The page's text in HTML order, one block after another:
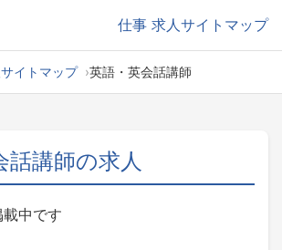
仕事 求人サイトマップ
イトマップ 英語・英会話講師
話講師の求人
中です